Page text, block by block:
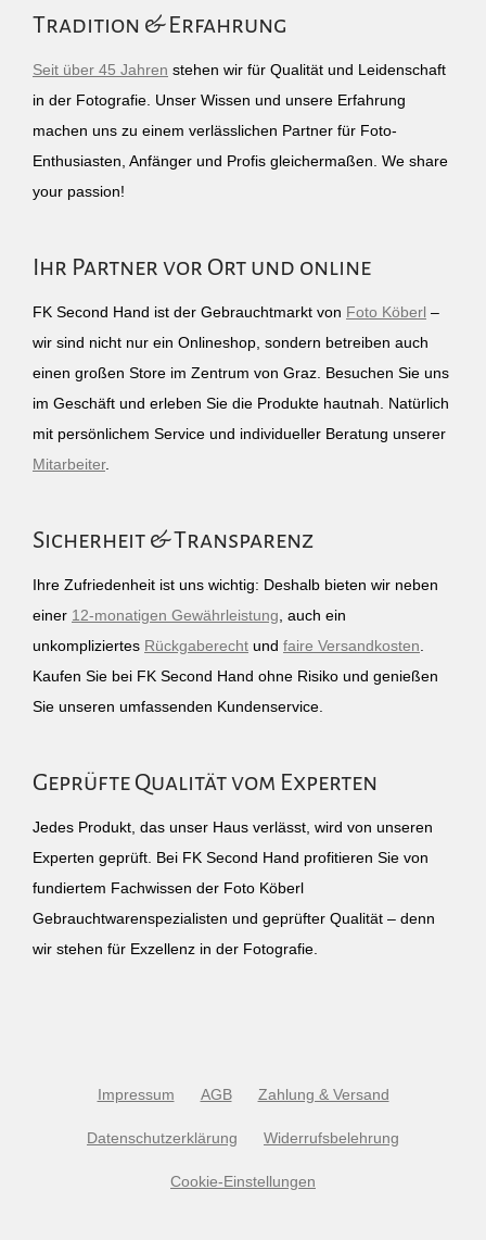
Tradition & Erfahrung
Seit über 45 Jahren stehen wir für Qualität und Leidenschaft
in der Fotografie. Unser Wissen und unsere Erfahrung
machen uns zu einem verlässlichen Partner für Foto-
Enthusiasten, Anfänger und Profis gleichermaßen. We share
your passion!
Ihr Partner vor Ort und online
FK Second Hand ist der Gebrauchtmarkt von Foto Köberl –
wir sind nicht nur ein Onlineshop, sondern betreiben auch
einen großen Store im Zentrum von Graz. Besuchen Sie uns
im Geschäft und erleben Sie die Produkte hautnah. Natürlich
mit persönlichem Service und individueller Beratung unserer
Mitarbeiter.
Sicherheit & Transparenz
Ihre Zufriedenheit ist uns wichtig: Deshalb bieten wir neben
einer 12-monatigen Gewährleistung , auch ein
unkompliziertes Rückgaberecht und faire Versandkosten
Kaufen Sie bei FK Second Hand ohne Risiko und genießen
Sie unseren umfassenden Kundenservice.
Geprüfte Qualität vom Experten
Jedes Produkt, das unser Haus verlässt, wird von unseren
Experten geprüft. Bei FK Second Hand profitieren Sie von
fundiertem Fachwissen der Foto Köberl
Gebrauchtwarenspezialisten und geprüfter Qualität – denn
wir stehen für Exzellenz in der Fotografie.
Impressum AGB Zahlung & Versand
Datenschutzerklärung Widerrufsbelehrung
Cookie-Einstellungen